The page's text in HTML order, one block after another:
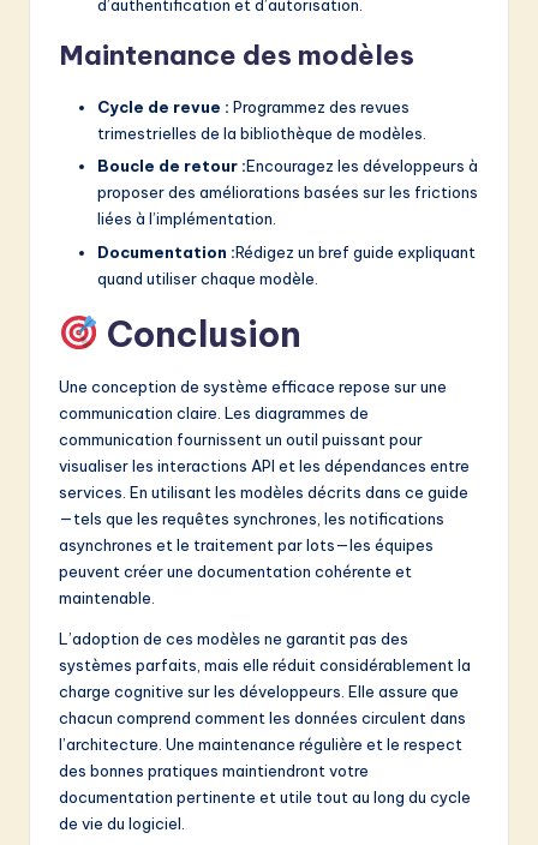
d’authentification et d’autorisation.
Maintenance des modèles
Cycle de revue : Programmez des revues
trimestrielles de la bibliothèque de modèles.
Boucle de retour :Encouragez les développeurs à
proposer des améliorations basées sur les frictions
liées à l’implémentation.
Documentation :Rédigez un bref guide expliquant
quand utiliser chaque modèle.
Conclusion
Une conception de système efficace repose sur une
communication claire. Les diagrammes de
communication fournissent un outil puissant pour
visualiser les interactions API et les dépendances entre
services. En utilisant les modèles décrits dans ce guide
—tels que les requêtes synchrones, les notifications
asynchrones et le traitement par lots—les équipes
peuvent créer une documentation cohérente et
maintenable.
L’adoption de ces modèles ne garantit pas des
systèmes parfaits, mais elle réduit considérablement la
charge cognitive sur les développeurs. Elle assure que
chacun comprend comment les données circulent dans
l’architecture. Une maintenance régulière et le respect
des bonnes pratiques maintiendront votre
documentation pertinente et utile tout au long du cycle
de vie du logiciel.